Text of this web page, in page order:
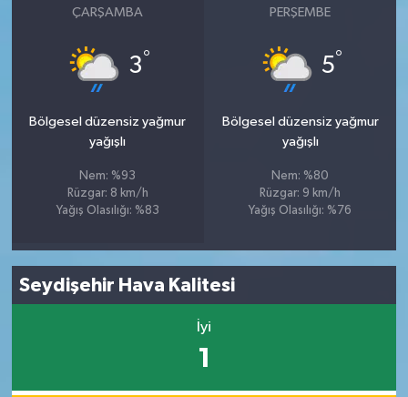
ÇARŞAMBA
3°
Bölgesel düzensiz yağmur
yağışlı
Nem: %93
Rüzgar: 8 km/h
Yağış Olasılığı: %83
PERŞEMBE
5°
Bölgesel düzensiz yağmur
yağışlı
Nem: %80
Rüzgar: 9 km/h
Yağış Olasılığı: %76
Seydişehir Hava Kalitesi
İyi
1